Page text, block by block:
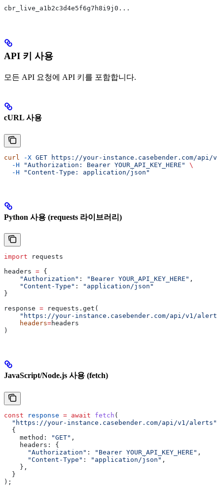
cbr_live_a1b2c3d4e5f6g7h8i9j0...
API 키 사용
모든 API 요청에 API 키를 포함합니다.
cURL 사용
curl -X GET https://your-instance.casebender.com/api/
  -H
"Authorization: Bearer YOUR_API_KEY_HERE"
\
  -H
"Content-Type: application/json"
Python 사용 (requests 라이브러리)
import requests
headers = {
    "Authorization"
: "Bearer YOUR_API_KEY_HERE" ,
    "Content-Type"
:
"application/json"
}
response = requests.get(
"https://your-instance.casebender.com/api/v1/
    headers
=headers
)
JavaScript/Node.js 사용 (fetch)
const response = await fetch (
  "https://your-instance.casebender.com/api/v1/alerts"
  {
    method:
"GET" ,
    headers:
{
      "Authorization"
: "Bearer YOUR_API_KEY_HERE" ,
      "Content-Type"
: "application/json" ,
    },
  }
);